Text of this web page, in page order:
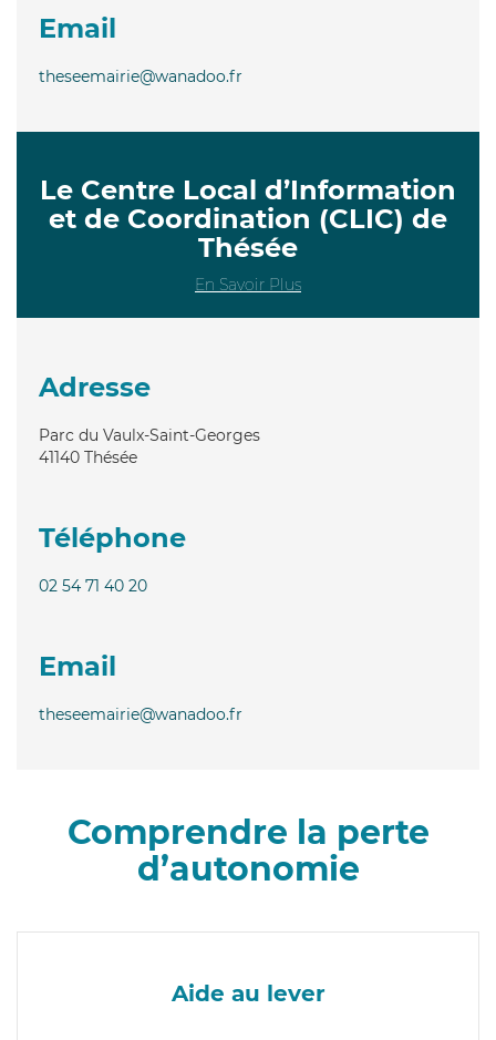
Email
theseemairie@wanadoo.fr
Le Centre Local d’Information
et de Coordination (CLIC) de
Thésée
En Savoir Plus
Adresse
Parc du Vaulx-Saint-Georges
41140 Thésée
Téléphone
02 54 71 40 20
Email
theseemairie@wanadoo.fr
Comprendre la perte
d’autonomie
Aide au lever